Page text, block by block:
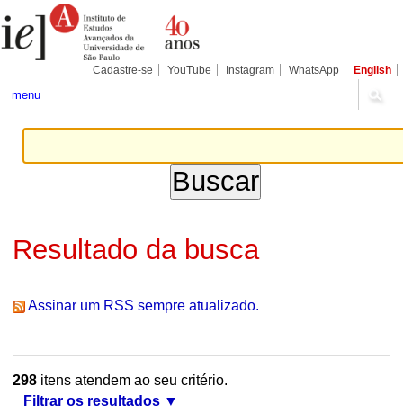
para
conteúdo.
Pessoais
Cadastre-se YouTube Instagram WhatsApp English
menu
Resultado da busca
Assinar um RSS sempre atualizado.
298itens atendem ao seu critério.
Filtrar os resultados